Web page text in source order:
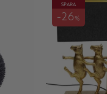
SPARA
26%